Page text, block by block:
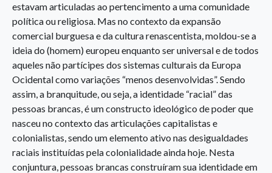
estavam articuladas ao pertencimento a uma comunidade
política ou religiosa. Mas no contexto da expansão
comercial burguesa e da cultura renascentista, moldou-se a
ideia do (homem) europeu enquanto ser universal e de todos
aqueles não partícipes dos sistemas culturais da Europa
Ocidental como variações “menos desenvolvidas”. Sendo
assim, a branquitude, ou seja, a identidade “racial” das
pessoas brancas, é um constructo ideológico de poder que
nasceu no contexto das articulações capitalistas e
colonialistas, sendo um elemento ativo nas desigualdades
raciais instituídas pela colonialidade ainda hoje. Nesta
conjuntura, pessoas brancas construíram sua identidade em